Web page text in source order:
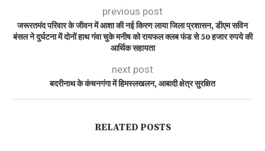
previous post
जरूरतमंद परिवार के जीवन में आशा की नई किरण लाया जिला प्रशासन, डीएम सविन
बंसल ने दुर्घटना में दोनों हाथ गंवा चुके मनीष को रायफल क्लब फंड से 50 हजार रुपये की
आर्थिक सहायता
next post
बदरीनाथ के कंचनगंगा में हिमस्लखलन, आबादी क्षेत्र सुरक्षित
RELATED POSTS